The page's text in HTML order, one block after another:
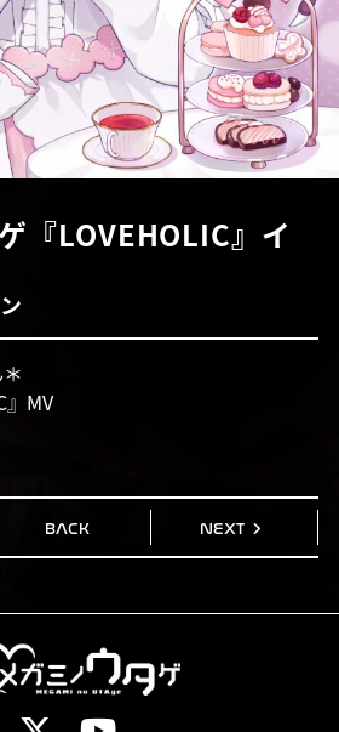
『LOVEHOLIC』イ
』MV
BACK NEXT